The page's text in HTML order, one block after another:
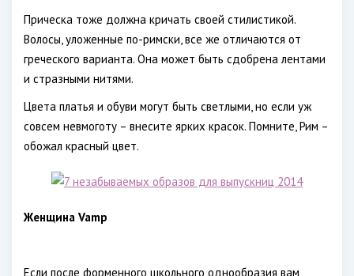
Прическа тоже должна кричать своей стилистикой.
Волосы, уложенные по-римски, все же отличаются от
греческого варианта. Она может быть сдобрена лентами
и стразными нитями.
Цвета платья и обуви могут быть светлыми, но если уж
совсем невмоготу – внесите ярких красок. Помните, Рим –
обожал красный цвет.
Женщина Vamp
Если после форменного школьного однообразия вам